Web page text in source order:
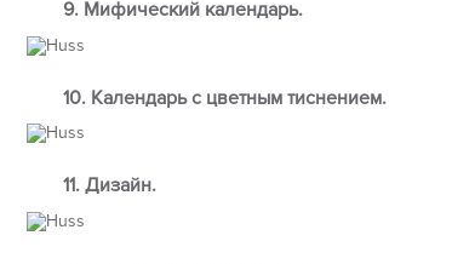
9. Мифический календарь.
10. Календарь с цветным тиснением.
11. Дизайн.